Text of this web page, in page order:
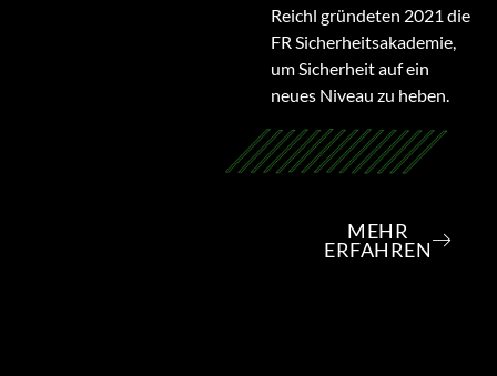
Reichl gründeten 2021 die
FR Sicherheitsakademie,
um Sicherheit auf ein
neues Niveau zu heben.
MEHR
ERFAHREN